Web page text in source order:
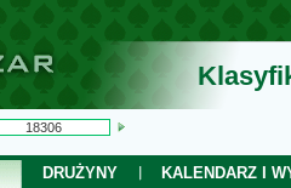
DRUŻYNY
KALENDARZ I